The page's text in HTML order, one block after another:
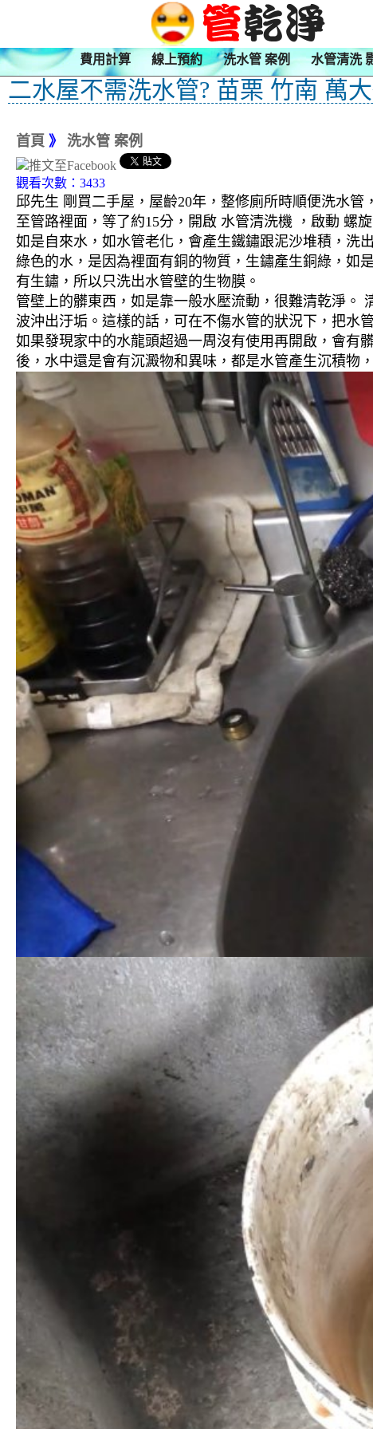
費用計算 線上預約 洗水管 案例 水管清洗
二水屋不需洗水管? 苗栗 竹南 萬
首頁 》 洗水管 案例
觀看次數：3433
邱先生 剛買二手屋，屋齡20年，整修廁所時順便洗水
至管路裡面，等了約15分，開啟 水管清洗機 ，啟動 螺
如是自來水，如水管老化，會產生鐵鏽跟泥沙堆積，洗
綠色的水，是因為裡面有銅的物質，生鏽產生銅綠，如
有生鏽，所以只洗出水管壁的生物膜。
管壁上的髒東西，如是靠一般水壓流動，很難清乾淨。
波沖出汙垢。這樣的話，可在不傷水管的狀況下，把水
如果發現家中的水龍頭超過一周沒有使用再開啟，會有
後，水中還是會有沉澱物和異味，都是水管產生沉積物